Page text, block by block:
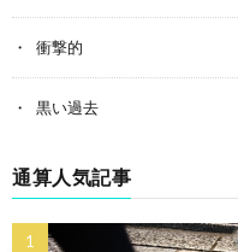
衝撃的
黒い過去
通算人気記事